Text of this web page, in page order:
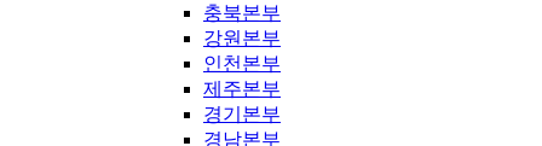
충북본부
강원본부
인천본부
제주본부
경기본부
경남본부